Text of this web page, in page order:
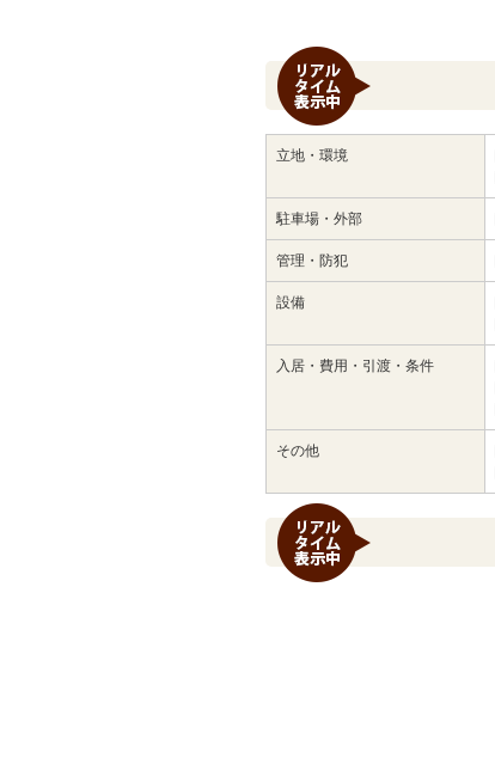
立地・環境
駐車場・外部
管理・防犯
設備
入居・費用・引渡・条件
その他